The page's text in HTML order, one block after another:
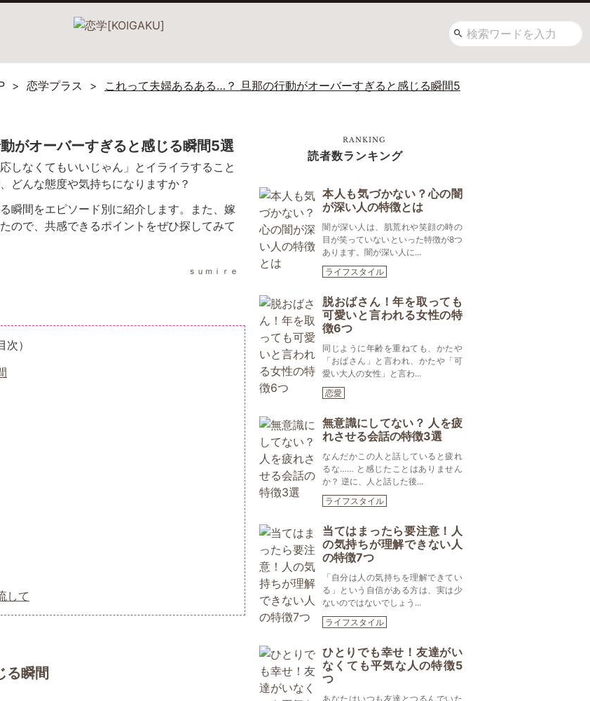
恋学プラス
これって夫婦あるある…？ 旦那の行動がオーバーすぎると感じる瞬間5
がオーバーすぎると感じる瞬間5選
しなくてもいいじゃん」とイライラすること
どんな態度や気持ちになりますか？
瞬間をエピソード別に紹介します。また、嫁
ので、共感できるポイントをぜひ探してみて
ｓｕｍｉｒｅ
次）
して
る瞬間
RANKING
読者数ランキング
本人も気づかない？心の闇
が深い人の特徴とは
闇が深い人は、肌荒れや笑顔の時の
目が笑っていないといった特徴が8つ
あります。闇が深い人に...
ライフスタイル
脱おばさん！年を取っても
可愛いと言われる女性の特
徴6つ
同じように年齢を重ねても、かたや
「おばさん」と言われ、かたや「可
愛い大人の女性」と言わ...
恋愛
無意識にしてない？ 人を疲
れさせる会話の特徴3選
なんだかこの人と話していると疲れ
るな…… と感じたことはありません
か？ 逆に、人と話した後...
ライフスタイル
当てはまったら要注意！人
の気持ちが理解できない人
の特徴7つ
「自分は人の気持ちを理解できてい
る」という自信がある方は、実は少
ないのではないでしょう...
ライフスタイル
ひとりでも幸せ！友達がい
なくても平気な人の特徴5
つ
あなたはいつも友達とつるんでいた